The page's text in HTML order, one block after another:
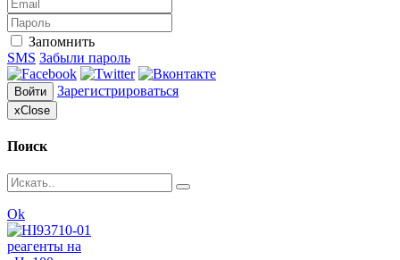
Запомнить
SMS Забыли пароль
Войти Зарегистрироваться
xClose
Поиск
Ok